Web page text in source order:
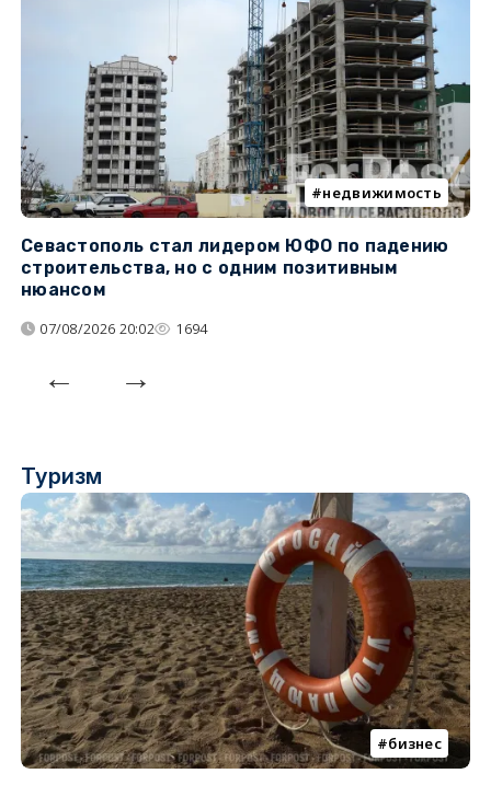
недвижимость
Севастополь стал лидером ЮФО по падению
строительства, но с одним позитивным
нюансом
07/08/2026 20:02 1694
Туризм
бизнес